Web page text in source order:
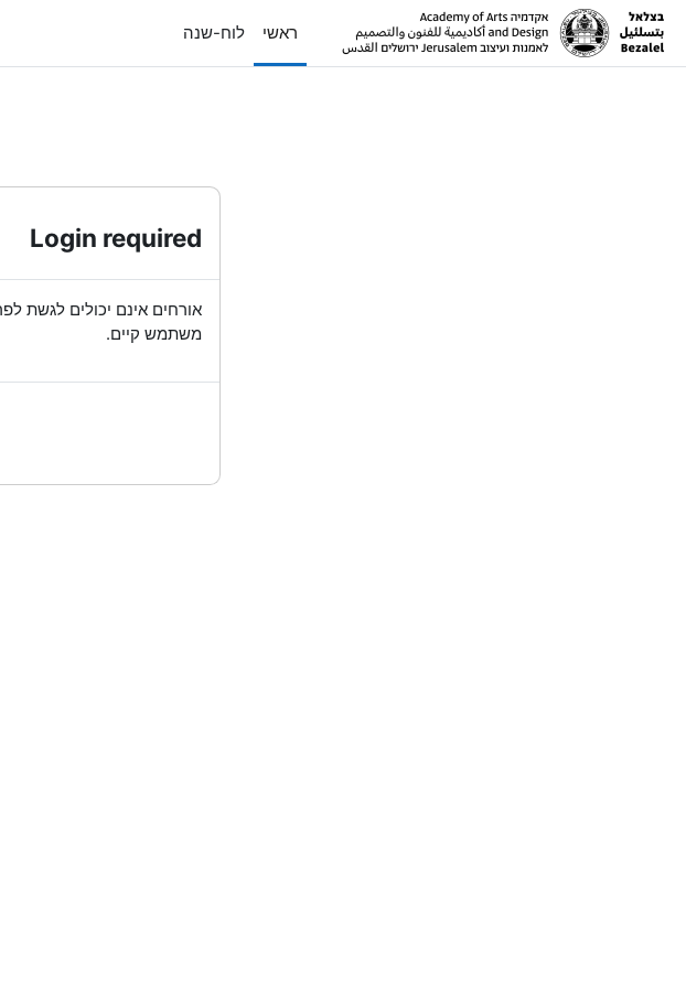
דילוג לתוכן הראשי
ראשי
לוח-שנה
Login required
אורחים אינם יכולים לגשת
משתמש קיים.